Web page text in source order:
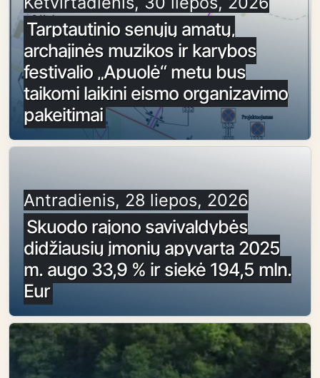
Tarptautinio senųjų amatų,
archajinės muzikos ir karybos
festivalio „Apuolė“ metu bus
taikomi laikini eismo organizavimo
pakeitimai
Antradienis, 28 liepos, 2026
Skuodo rajono savivaldybės
didžiausių įmonių apyvarta 2025
m. augo 33,9 % ir siekė 194,5 mln.
Eur